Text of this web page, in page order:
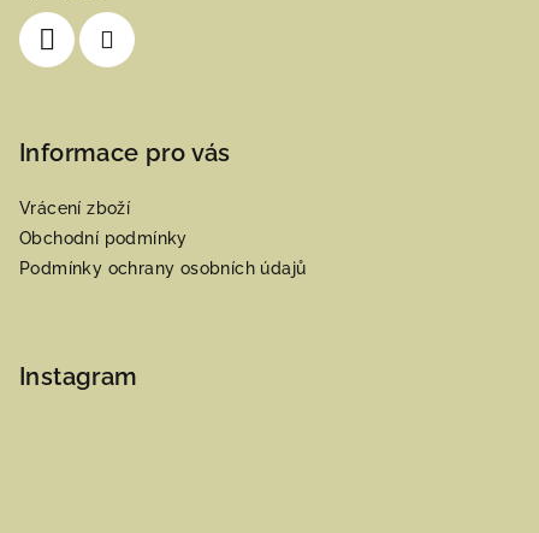
Informace pro vás
Vrácení zboží
Obchodní podmínky
Podmínky ochrany osobních údajů
Instagram